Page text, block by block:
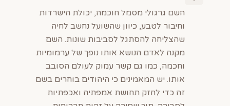
השם גרגולי מסמל חוכמה, יכולת הישרדות
וחיבור לטבע, כיוון שהשועל נחשב לחיה
שהצליחה להסתגל לסביבות שונות. השם
מקנה לאדם הנושא אותו נופך של ערמומיות
וחכמה, כמו גם קשר עמוק לעולם הסובב
אותו. יש המאמינים כי היהודים בוחרים בשם
זה כדי לחזק תחושת אמפתיה ואכפתיות